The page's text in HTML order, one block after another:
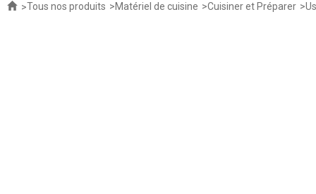
Tous nos produits Matériel de cuisine Cuisiner et Préparer